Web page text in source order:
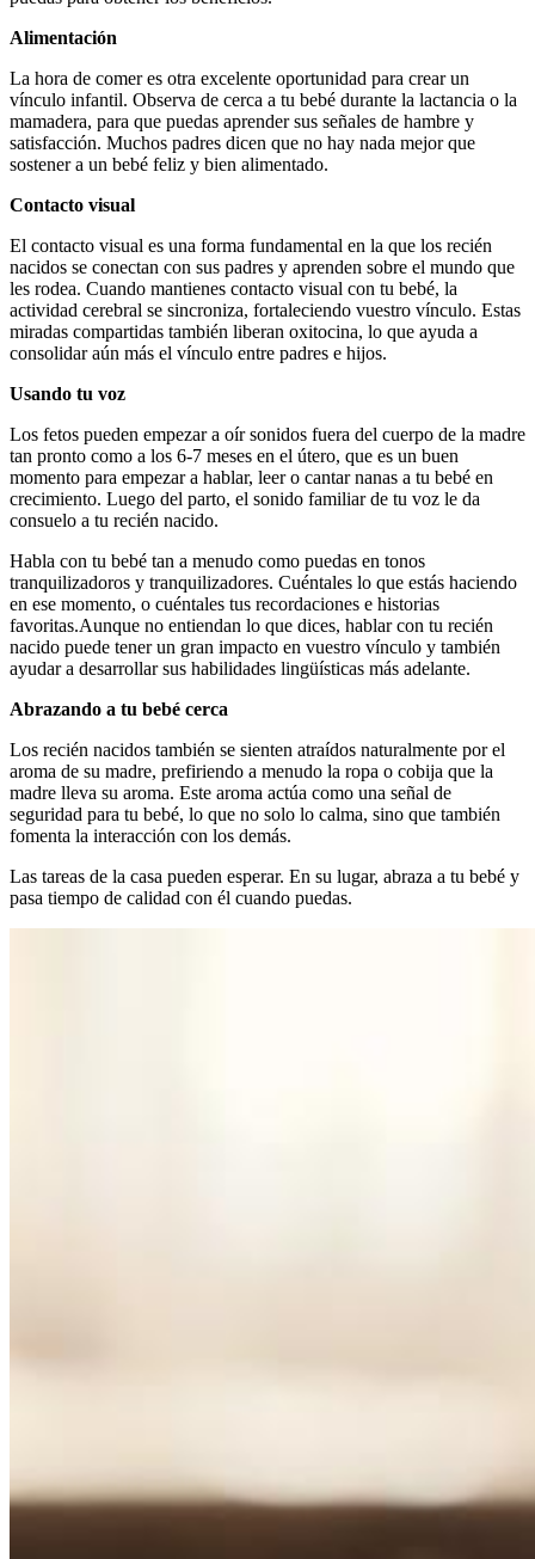
Alimentación
La hora de comer es otra excelente oportunidad para crear un
vínculo infantil. Observa de cerca a tu bebé durante la lactancia o la
mamadera, para que puedas aprender sus señales de hambre y
satisfacción. Muchos padres dicen que no hay nada mejor que
sostener a un bebé feliz y bien alimentado.
Contacto visual
El contacto visual es una forma fundamental en la que los recién
nacidos se conectan con sus padres y aprenden sobre el mundo que
les rodea. Cuando mantienes contacto visual con tu bebé, la
actividad cerebral se sincroniza, fortaleciendo vuestro vínculo. Estas
miradas compartidas también liberan oxitocina, lo que ayuda a
consolidar aún más el vínculo entre padres e hijos.
Usando tu voz
Los fetos pueden empezar a oír sonidos fuera del cuerpo de la madre
tan pronto como a los 6-7 meses en el útero, que es un buen
momento para empezar a hablar, leer o cantar nanas a tu bebé en
crecimiento. Luego del parto, el sonido familiar de tu voz le da
consuelo a tu recién nacido.
Habla con tu bebé tan a menudo como puedas en tonos
tranquilizadoros y tranquilizadores. Cuéntales lo que estás haciendo
en ese momento, o cuéntales tus recordaciones e historias
favoritas.Aunque no entiendan lo que dices, hablar con tu recién
nacido puede tener un gran impacto en vuestro vínculo y también
ayudar a desarrollar sus habilidades lingüísticas más adelante.
Abrazando a tu bebé cerca
Los recién nacidos también se sienten atraídos naturalmente por el
aroma de su madre, prefiriendo a menudo la ropa o cobija que la
madre lleva su aroma. Este aroma actúa como una señal de
seguridad para tu bebé, lo que no solo lo calma, sino que también
fomenta la interacción con los demás.
Las tareas de la casa pueden esperar. En su lugar, abraza a tu bebé y
pasa tiempo de calidad con él cuando puedas.